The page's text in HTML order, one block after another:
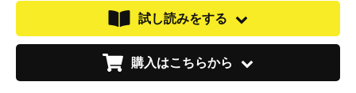
試し読みをする
購入はこちらから